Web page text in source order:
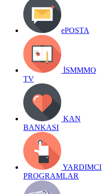
ePOSTA
İSMMMO
TV
KAN
BANKASI
YARDIMCI
PROGRAMLAR